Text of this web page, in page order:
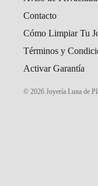
Contacto
Cómo Limpiar Tu
Términos y
Activar Garantía
© 2026 Joyería Luna de